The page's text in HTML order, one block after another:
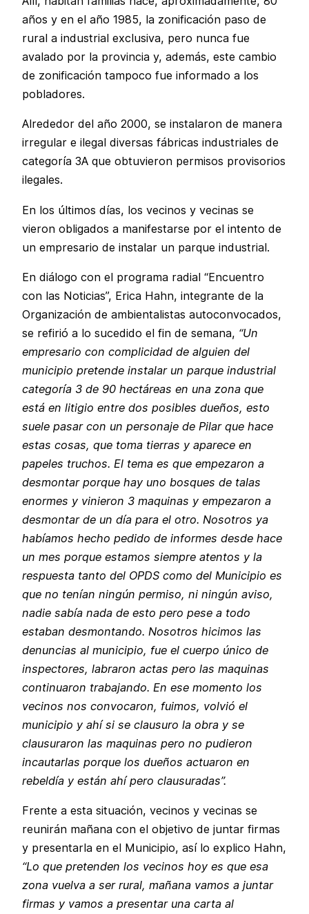
años y en el año 1985, la zonificación paso de
rural a industrial exclusiva, pero nunca fue
avalado por la provincia y, además, este cambio
de zonificación tampoco fue informado a los
pobladores.
Alrededor del año 2000, se instalaron de manera
irregular e ilegal diversas fábricas industriales de
categoría 3A que obtuvieron permisos provisorios
ilegales.
En los últimos días, los vecinos y vecinas se
vieron obligados a manifestarse por el intento de
un empresario de instalar un parque industrial.
En diálogo con el programa radial “Encuentro
con las Noticias”, Erica Hahn, integrante de la
Organización de ambientalistas autoconvocados,
se refirió a lo sucedido el fin de semana, “Un
empresario con complicidad de alguien del
municipio pretende instalar un parque industrial
categoría 3 de 90 hectáreas en una zona que
está en litigio entre dos posibles dueños, esto
suele pasar con un personaje de Pilar que hace
estas cosas, que toma tierras y aparece en
papeles truchos. El tema es que empezaron a
desmontar porque hay uno bosques de talas
enormes y vinieron 3 maquinas y empezaron a
desmontar de un día para el otro. Nosotros ya
habíamos hecho pedido de informes desde hace
un mes porque estamos siempre atentos y la
respuesta tanto del OPDS como del Municipio es
que no tenían ningún permiso, ni ningún aviso,
nadie sabía nada de esto pero pese a todo
estaban desmontando. Nosotros hicimos las
denuncias al municipio, fue el cuerpo único de
inspectores, labraron actas pero las maquinas
continuaron trabajando. En ese momento los
vecinos nos convocaron, fuimos, volvió el
municipio y ahí si se clausuro la obra y se
clausuraron las maquinas pero no pudieron
incautarlas porque los dueños actuaron en
rebeldía y están ahí pero clausuradas”.
Frente a esta situación, vecinos y vecinas se
reunirán mañana con el objetivo de juntar firmas
y presentarla en el Municipio, así lo explico Hahn,
“Lo que pretenden los vecinos hoy es que esa
zona vuelva a ser rural, mañana vamos a juntar
firmas y vamos a presentar una carta al